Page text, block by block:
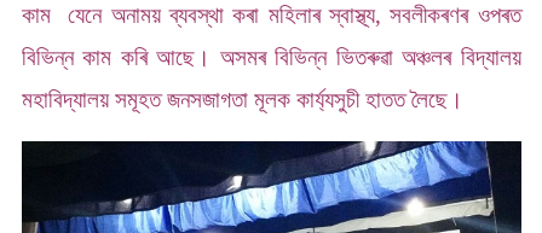
কাম যেনে অনাময় ব্যবস্থা কৰা মহিলাৰ স্বাস্থ্য, সবলীকৰণৰ ওপৰত
বিভিন্ন কাম কৰি আছে। অসমৰ বিভিন্ন ভিতৰুৱা অঞ্চলৰ বিদ্যালয়
মহাবিদ্যালয় সমূহত জনসজাগতা মূলক কাৰ্য্যসুচী হাতত লৈছে।